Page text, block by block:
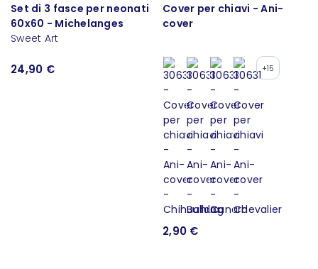
Set di 3 fasce per neonati
60x60 - Michelanges
Sweet Art
24,90 €
Cover per chiavi - Ani-
cover
+15
2,90 €